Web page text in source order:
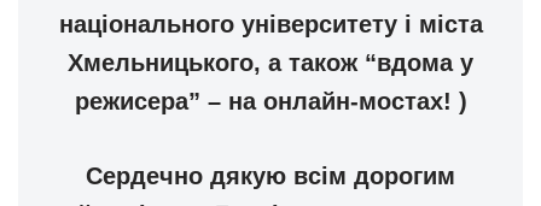
національного університету і міста
Хмельницького, а також “вдома у
режисера” – на онлайн-мостах! )
Сердечно дякую всім дорогим